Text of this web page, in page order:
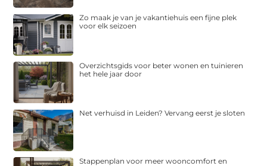
Zo maak je van je vakantiehuis een fijne plek
voor elk seizoen
Overzichtsgids voor beter wonen en tuinieren
het hele jaar door
Net verhuisd in Leiden? Vervang eerst je sloten
Stappenplan voor meer wooncomfort en